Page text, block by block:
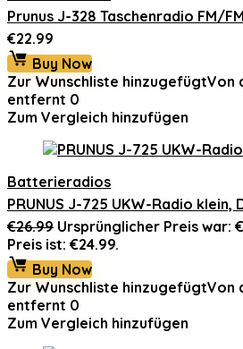
Prunus J-328 Taschenradio FM/
€22.99
Buy Now
Zur Wunschliste hinzugefügtVon
entfernt 0
Zum Vergleich hinzufügen
Batterieradios
PRUNUS J-725 UKW-Radio klein,
€26.99 Ursprünglicher Preis war:
Preis ist: €24.99.
Buy Now
Zur Wunschliste hinzugefügtVon
entfernt 0
Zum Vergleich hinzufügen